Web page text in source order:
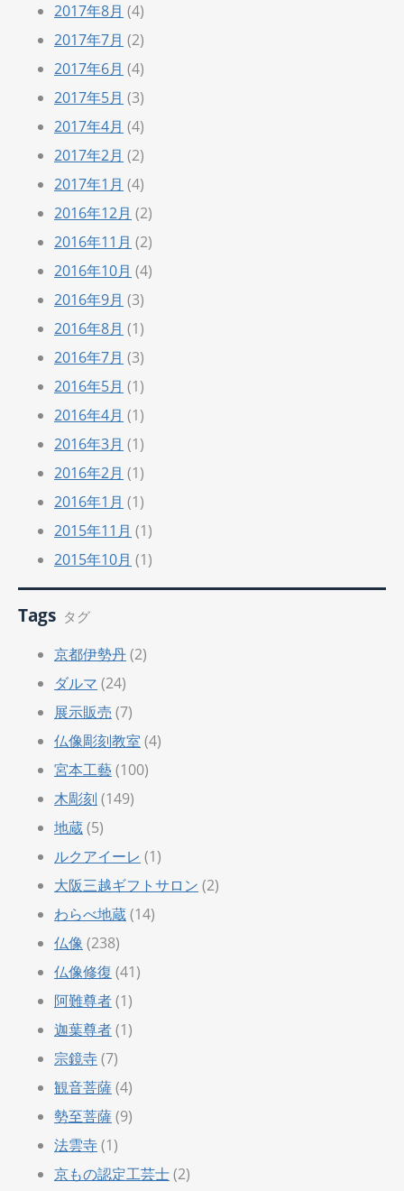
2017年8月 (4)
2017年7月 (2)
2017年6月 (4)
2017年5月 (3)
2017年4月 (4)
2017年2月 (2)
2017年1月 (4)
2016年12月 (2)
2016年11月 (2)
2016年10月 (4)
2016年9月 (3)
2016年8月 (1)
2016年7月 (3)
2016年5月 (1)
2016年4月 (1)
2016年3月 (1)
2016年2月 (1)
2016年1月 (1)
2015年11月 (1)
2015年10月 (1)
Tags タグ
京都伊勢丹(2)
ダルマ (24)
展示販売 (7)
仏像彫刻教室 (4)
宮本工藝(100)
木彫刻 (149)
地蔵(5)
ルクアイーレ (1)
大阪三越ギフトサロン (2)
わらべ地蔵(14)
仏像 (238)
仏像修復 (41)
阿難尊者(1)
迦葉尊者(1)
宗鏡寺(7)
観音菩薩(4)
勢至菩薩(9)
法雲寺(1)
京もの認定工芸士(2)